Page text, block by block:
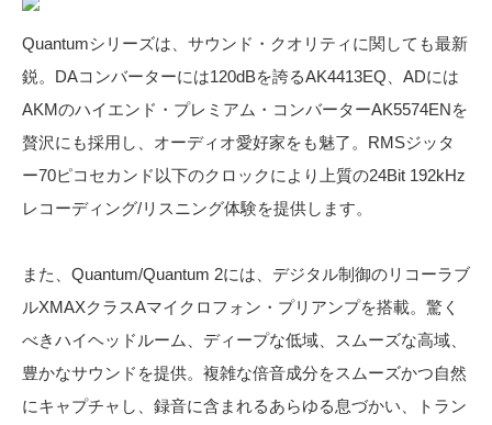
Quantumシリーズは、サウンド・クオリティに関しても最新
鋭。DAコンバーターには120dBを誇るAK4413EQ、ADには
AKMのハイエンド・プレミアム・コンバーターAK5574ENを
贅沢にも採用し、オーディオ愛好家をも魅了。RMSジッタ
ー70ピコセカンド以下のクロックにより上質の24Bit 192kHz
レコーディング/リスニング体験を提供します。
また、Quantum/Quantum 2には、デジタル制御のリコーラブ
ルXMAXクラスAマイクロフォン・プリアンプを搭載。驚く
べきハイヘッドルーム、ディープな低域、スムーズな高域、
豊かなサウンドを提供。複雑な倍音成分をスムーズかつ自然
にキャプチャし、録音に含まれるあらゆる息づかい、トラン